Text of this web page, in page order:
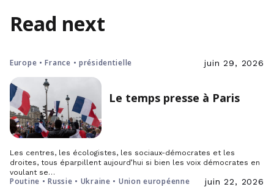
Read next
Europe • France • présidentielle juin 29, 2026
Le temps presse à Paris
Les centres, les écologistes, les sociaux-démocrates et les
droites, tous éparpillent aujourd’hui si bien les voix démocrates en
voulant se…
Poutine • Russie • Ukraine • Union européenne juin 22, 2026